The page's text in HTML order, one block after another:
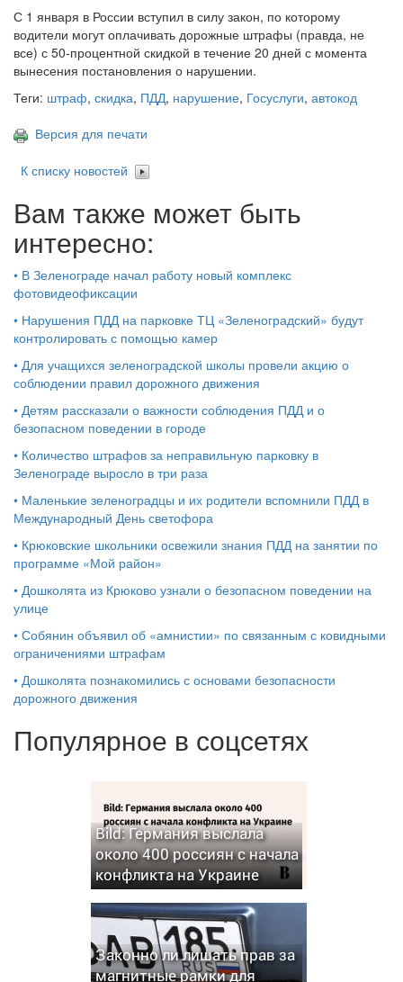
С 1 января в России вступил в силу закон, по которому
водители могут оплачивать дорожные штрафы (правда, не
все) с 50-процентной скидкой в течение 20 дней с момента
вынесения постановления о нарушении.
Теги: штраф, скидка, ПДД, нарушение, Госуслуги, автокод
Версия для печати
К списку новостей
Вам также может быть
интересно:
• В Зеленограде начал работу новый комплекс
фотовидеофиксации
• Нарушения ПДД на парковке ТЦ «Зеленоградский» будут
контролировать с помощью камер
• Для учащихся зеленоградской школы провели акцию о
соблюдении правил дорожного движения
• Детям рассказали о важности соблюдения ПДД и о
безопасном поведении в городе
• Количество штрафов за неправильную парковку в
Зеленограде выросло в три раза
• Маленькие зеленоградцы и их родители вспомнили ПДД в
Международный День светофора
• Крюковские школьники освежили знания ПДД на занятии по
программе «Мой район»
• Дошколята из Крюково узнали о безопасном поведении на
улице
• Собянин объявил об «амнистии» по связанным с ковидными
ограничениями штрафам
• Дошколята познакомились с основами безопасности
дорожного движения
Популярное в соцсетях
Bild: Германия выслала
около 400 россиян с начала
конфликта на Украине
Законно ли лишать прав за
магнитные рамки для